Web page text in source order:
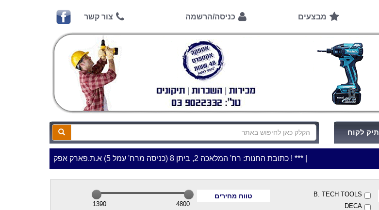
מבצעים כניסה/הרשמה צור קשר
תיק לקוח
***כתובת החנות: רח' המלאכה 2, ביתן 8 (כניסה מרח' עמל 5) א.ת.פארק אפק, ראש העין***
B. TECH TOOLS
DECA
טווח מחירים
4800
1390